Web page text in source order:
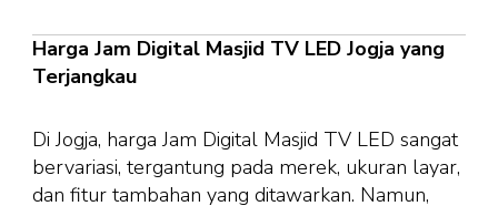
Harga Jam Digital Masjid TV LED Jogja yang
Terjangkau
Di Jogja, harga Jam Digital Masjid TV LED sangat
bervariasi, tergantung pada merek, ukuran layar,
dan fitur tambahan yang ditawarkan. Namun,